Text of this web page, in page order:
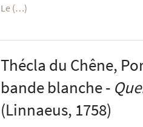
Le (…)
Thécla du Chêne,
bande blanche -
(Linnaeus, 1758)